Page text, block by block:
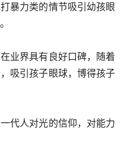
暴力类的情节吸引幼孩眼
业界具有良好口碑，随着
吸引孩子眼球，博得孩子
代人对光的信仰，对能力